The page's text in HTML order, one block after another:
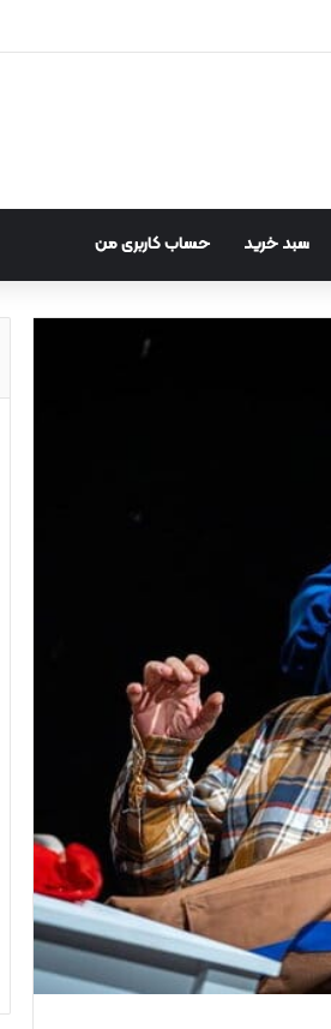
سبد خرید حساب کاربری من